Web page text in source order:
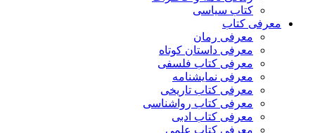
کتاب سیاسی
معرفی کتاب
معرفی رمان
معرفی داستان کوتاه
معرفی کتاب فلسفی
معرفی نمایشنامه
معرفی کتاب تاریخی
معرفی کتاب رواشناسی
معرفی کتاب ادبی
معرفی کتاب علمی